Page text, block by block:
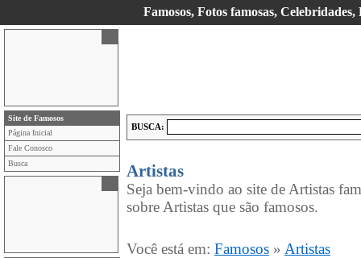
Famosos, Fotos famosas,
Site de Famosos
Página Inicial
Fale Conosco
Busca
BUSCA:
Artistas
Seja bem-vindo ao site de Artistas
sobre Artistas que são famosos.
Você está em: Famosos » Artistas